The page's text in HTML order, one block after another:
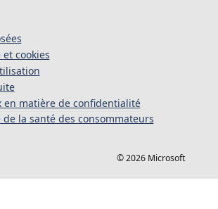
cookies
en matière de confidentialité
la santé des consommateurs
© 2026 Microsoft